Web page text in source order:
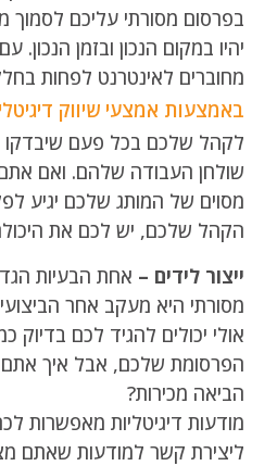
בפרסום מסורתי עליכם
יהיו במקום הנכון ובזמן הנכון.
מחוברים לאינטרנט לפחות
באמצעות אמצעי שיווק
לקהל שלכם בכל פעם שיבדקו
שולחן העבודה שלהם. ואם
מסוים של המותג שלכם יגיע
הקהל שלכם, יש לכם את
ייצור לידים – אחת הבעיות
מסורתי היא מעקב אחר
אולי יכולים להגיד לכם בדיוק
הפרסומת שלכם, אבל איך אתם
הביאה מכירות?
מודעות דיגיטליות מאפשרות
ליצירת קשר למודעות שאתם